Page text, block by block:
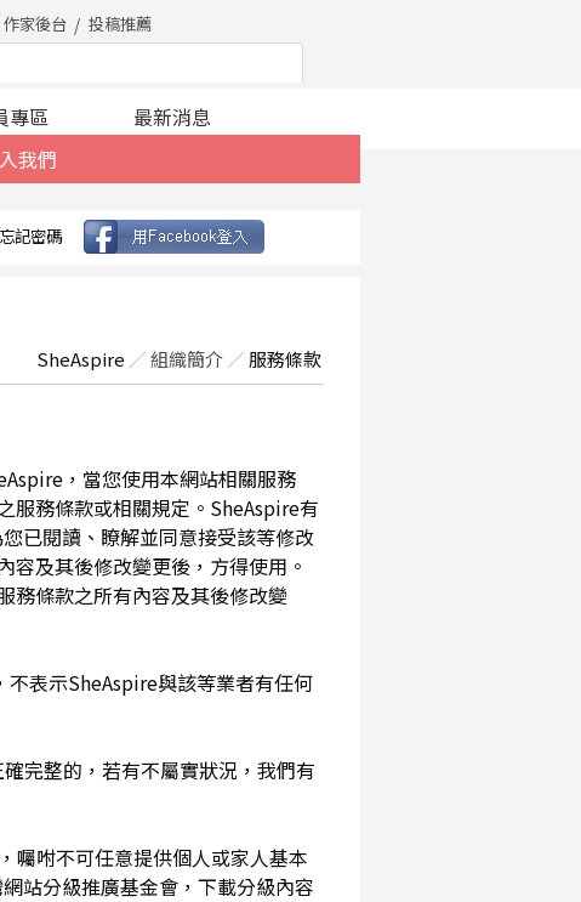
作家後台 投稿推薦
我們
專區 最新消息
忘記密碼
SheAspire ／組織簡介 ／ 服務條款
，當您使用本網站相關服務
服務條款或相關規定。SheAspire有
已閱讀、瞭解並同意接受該等修改
及其後修改變更後，方得使用。
務條款之所有內容及其後修改變
表示SheAspire與該等業者有任何
完整的，若有不屬實狀況，我們有
囑咐不可任意提供個人或家人基本
站分級推廣基金會，下載分級內容